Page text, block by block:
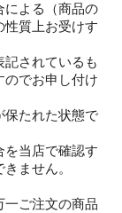
による（商品の
性質上お受けす
されているも
のでお申し付け
保たれた状態で
当店で確認す
ません。
一ご注文の商品